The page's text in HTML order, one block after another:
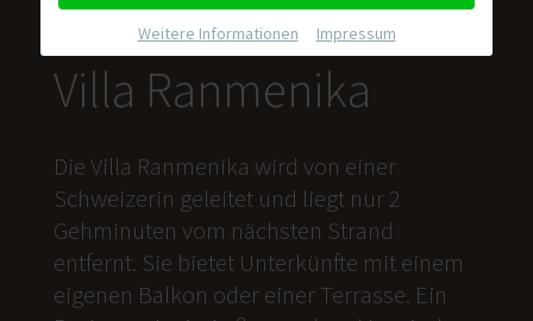
Villa Ranmenika
Die Villa Ranmenika wird von einer
Schweizerin geleitet und liegt nur 2
Gehminuten vom nächsten Strand
entfernt. Sie bietet Unterkünfte mit einem
eigenen Balkon oder einer Terrasse. Ein
Weitere Informationen Impressum